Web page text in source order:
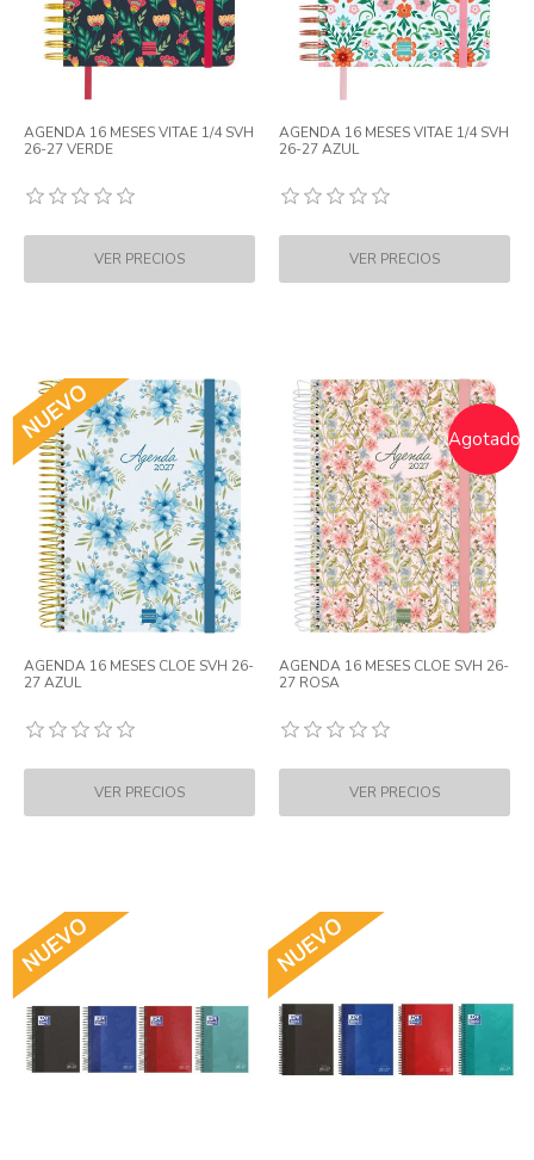
AGENDA 16 MESES VITAE 1/4 SVH
26-27 VERDE
AGENDA 16 MESES VITAE 1/4 SVH
26-27 AZUL
AGENDA 16 MESES CLOE SVH 26-
27 AZUL
Agotado
AGENDA 16 MESES CLOE SVH 26-
27 ROSA